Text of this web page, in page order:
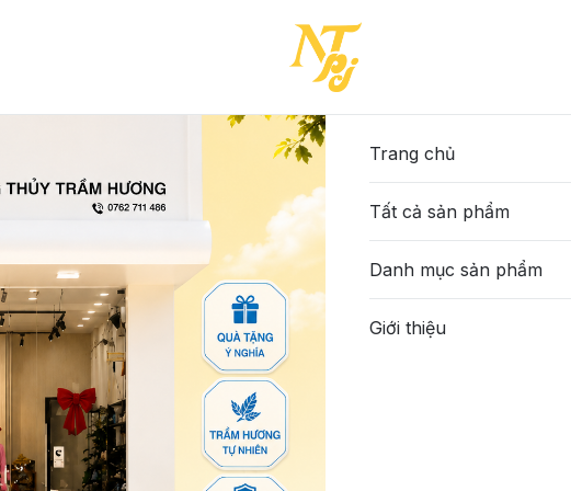
926-TTA-ĐEN-34-(27501-1BOT486T1225)
745.000đ
Màu sắc
Đen
Size:
34
Số lượng
Trang chủ
Tất cả sản phẩm
Danh mục sản phẩm
Giới thiệu